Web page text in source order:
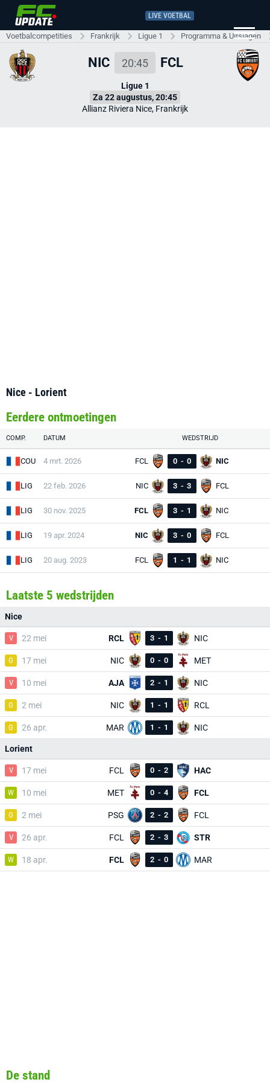
LIVE VOETBAL
Voetbalcompetities Frankrijk Ligue 1 Programma & Uitslagen
NIC 20:45 FCL
Ligue 1
Za 22 augustus, 20:45
Allianz Riviera Nice, Frankrijk
Nice - Lorient
Eerdere ontmoetingen
COMP. DATUM WEDSTRIJD
COU 4 mrt. 2026 FCL 0 - 0 NIC
LIG 22 feb. 2026 NIC 3 - 3 FCL
LIG 30 nov. 2025 FCL 3 - 1 NIC
LIG 19 apr. 2024 NIC 3 - 0 FCL
LIG 20 aug. 2023 FCL 1 - 1 NIC
Laatste 5 wedstrijden
Nice
V 22 mei RCL 3 - 1 NIC
G 17 mei NIC 0 - 0 MET
V 10 mei AJA 2 - 1 NIC
G 2 mei NIC 1 - 1 RCL
G 26 apr. MAR 1 - 1 NIC
Lorient
V 17 mei FCL 0 - 2 HAC
W 10 mei MET 0 - 4 FCL
G 2 mei PSG 2 - 2 FCL
V 26 apr. FCL 2 - 3 STR
W 18 apr. FCL 2 - 0 MAR
De stand